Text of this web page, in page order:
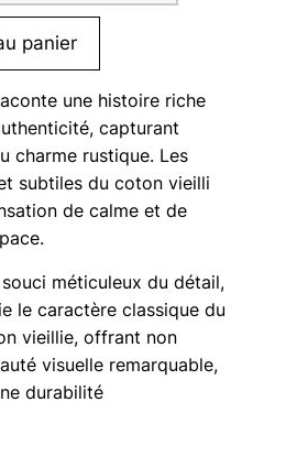
panier
une histoire riche
capturant
charme rustique. Les
subtiles du coton vieilli
de calme et de
méticuleux du détail,
le caractère classique du
vieillie, offrant non
visuelle remarquable,
durabilité